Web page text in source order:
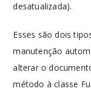
desatualizada).
Esses são dois
manutenção
alterar o
método à classe